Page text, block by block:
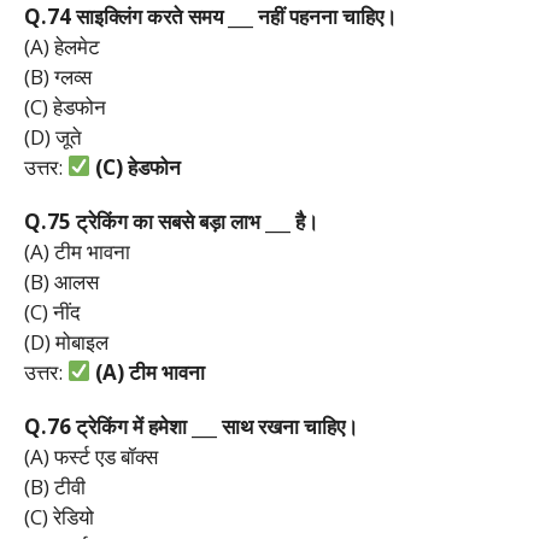
Q.74साइक्लिंगकरतेसमय ___नहींपहननाचाहिए।
(A) हेलमेट
(B) ग्लव्स
(C) हेडफोन
(D) जूते
उत्तर:
(C)हेडफोन
Q.75ट्रेकिंगकासबसेबड़ालाभ ___है।
(A) टीम भावना
(B) आलस
(C) नींद
(D) मोबाइल
उत्तर:
(A)टीमभावना
Q.76ट्रेकिंगमेंहमेशा ___साथरखनाचाहिए।
(A) फर्स्ट एड बॉक्स
(B) टीवी
(C) रेडियो